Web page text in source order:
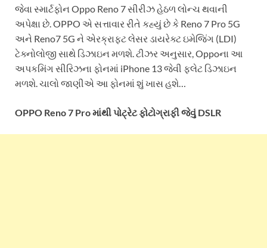
જેવા સ્માર્ટફોન Oppo Reno 7 સીરીઝ હેઠળ લોન્ચ થવાની
અપેક્ષા છે. OPPO એ સત્તાવાર રીતે કહ્યું છે કે Reno 7 Pro 5G
અને Reno7 5G ને એરક્રાફ્ટ લેસર ડાયરેક્ટ ઇમેજિંગ (LDI)
ટેક્નોલોજી સાથે ડિઝાઇન મળશે. ટીઝર અનુસાર, Oppoના આ
અપકમિંગ સીરિઝના ફોનમાં iPhone 13 જેવી ફ્લેટ ડિઝાઇન
મળશે. ચાલો જાણીએ આ ફોનમાં શું ખાસ હશે…
OPPO Reno 7 Pro માંથી પોટ્રેટ ફોટોગ્રાફી જેવું DSLR